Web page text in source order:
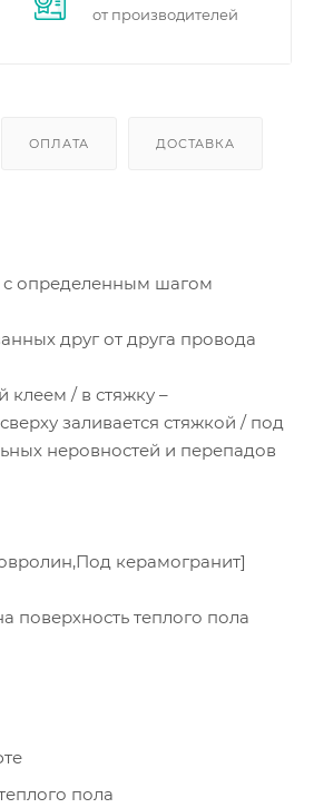
от производителей
ОПЛАТА ДОСТАВКА
с определенным шагом
друг от друга провода
клеем / в стяжку –
заливается стяжкой / под
неровностей и перепадов
керамогранит]
поверхность теплого пола
пола